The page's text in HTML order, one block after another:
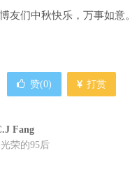
友们中秋快乐，万事如意。
赞(0) 打赏
Fang
荣的95后